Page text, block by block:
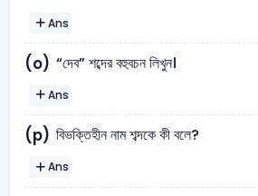
Ans
(o) “দেব” শব্দের বহুবচন লিখুন।
Ans
(p) বিভক্তিহীন নাম শব্দকে কী বলে?
Ans